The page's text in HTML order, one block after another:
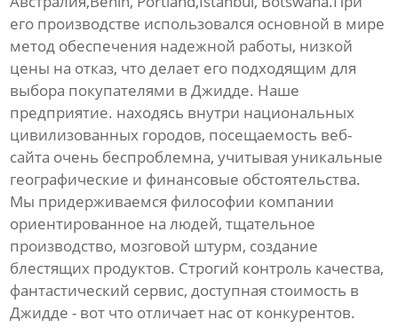
его производстве использовался основной в мире
метод обеспечения надежной работы, низкой
цены на отказ, что делает его подходящим для
выбора покупателями в Джидде. Наше
предприятие. находясь внутри национальных
цивилизованных городов, посещаемость веб-
сайта очень беспроблемна, учитывая уникальные
географические и финансовые обстоятельства.
Мы придерживаемся философии компании
ориентированное на людей, тщательное
производство, мозговой штурм, создание
блестящих продуктов. Строгий контроль качества,
фантастический сервис, доступная стоимость в
Джидде - вот что отличает нас от конкурентов.